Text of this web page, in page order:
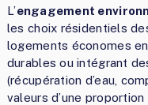
L’engagement
les choix résidentiels
logements économes
durables ou intégrant
(récupération d’eau,
valeurs d’une